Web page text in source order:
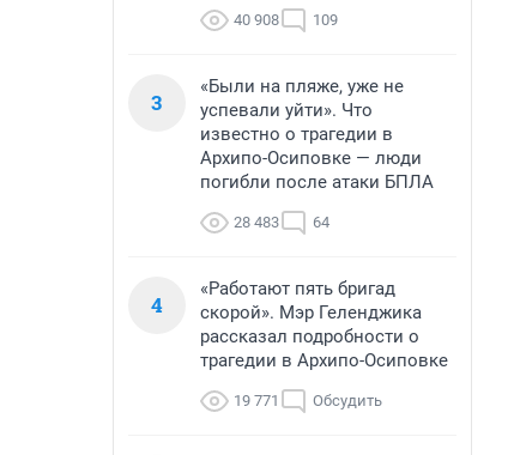
40 908 109
3
«Были на пляже, уже не
успевали уйти». Что
известно о трагедии в
Архипо-Осиповке — люди
погибли после атаки БПЛА
28 483 64
4
«Работают пять бригад
скорой». Мэр Геленджика
рассказал подробности о
трагедии в Архипо-Осиповке
19 771 Обсудить